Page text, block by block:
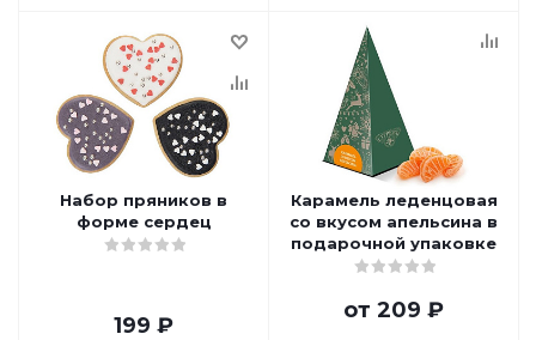
Набор пряников в
форме сердец
199 ₽
Карамель леденцовая
со вкусом апельсина в
подарочной упаковке
от 209 ₽